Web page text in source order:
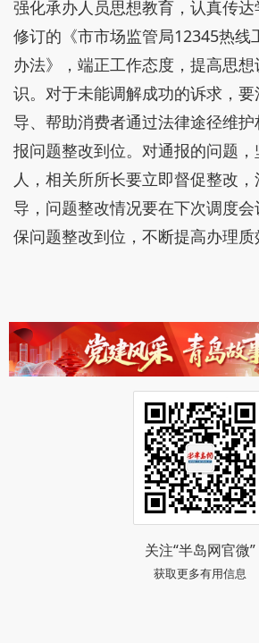
强化承办人员思想教育，认真传
修订的《市市场监管局12345热线
办法》，端正工作态度，提高思
识。对于未能调解成功的诉求，
导、帮助消费者通过法律途径维
报问题整改到位。对通报的问题
人，相关所所长要立即督促整改
导，问题整改情况要在下次调度
保问题整改到位，不断提高办理质
关注“半岛网官微”
获取更多有用信息